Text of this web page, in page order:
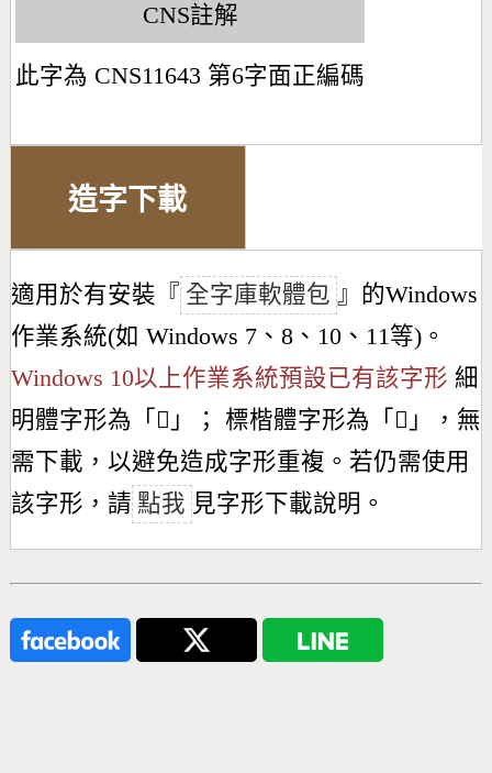
CNS註解
此字為 CNS11643 第6字面正編碼
造字下載
適用於有安裝『 全字庫軟體包 』的Windows
作業系統(如 Windows 7、8、10、11等)。
Windows 10以上作業系統預設已有該字形 細
明體字形為「 𤮺 」； 標楷體字形為「 𤮺 」，無
需下載，以避免造成字形重複。若仍需使用
該字形，請 點我 見字形下載說明。